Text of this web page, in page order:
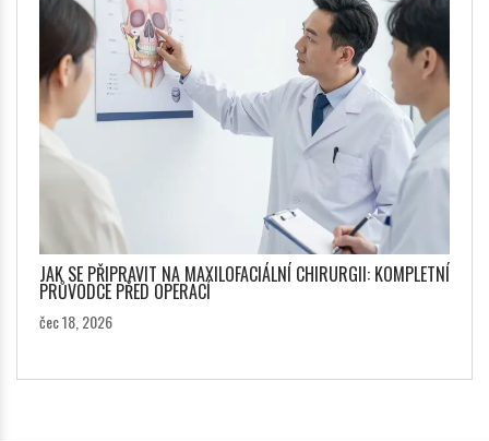
JAK SE PŘIPRAVIT NA MAXILOFACIÁLNÍ CHIRURGII: KOMPLETNÍ
PRŮVODCE PŘED OPERACÍ
čec 18, 2026